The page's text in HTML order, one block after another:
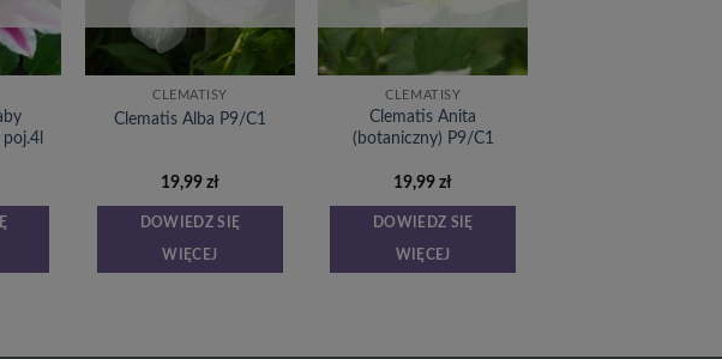
CLEMATISY
Clematis Alba P9/C1
19,99 zł
DOWIEDZ SIĘ
WIĘCEJ
CLEMATISY
Clematis Anita
(botaniczny) P9/C1
19,99zł
DOWIEDZ SIĘ
WIĘCEJ